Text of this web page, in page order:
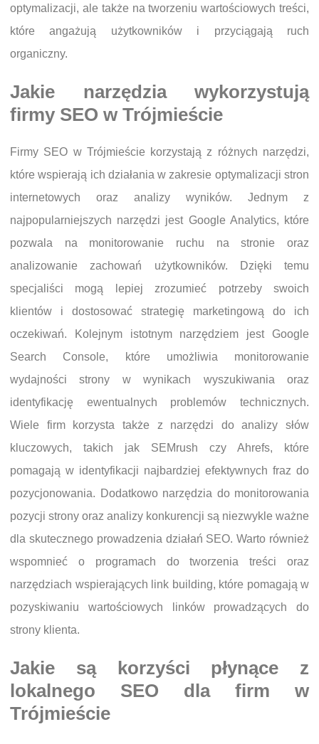
optymalizacji, ale także na tworzeniu wartościowych treści,
które angażują użytkowników i przyciągają ruch
organiczny.
Jakie narzędzia wykorzystują
firmy SEO w Trójmieście
Firmy SEO w Trójmieście korzystają z różnych narzędzi,
które wspierają ich działania w zakresie optymalizacji stron
internetowych oraz analizy wyników. Jednym z
najpopularniejszych narzędzi jest Google Analytics, które
pozwala na monitorowanie ruchu na stronie oraz
analizowanie zachowań użytkowników. Dzięki temu
specjaliści mogą lepiej zrozumieć potrzeby swoich
klientów i dostosować strategię marketingową do ich
oczekiwań. Kolejnym istotnym narzędziem jest Google
Search Console, które umożliwia monitorowanie
wydajności strony w wynikach wyszukiwania oraz
identyfikację ewentualnych problemów technicznych.
Wiele firm korzysta także z narzędzi do analizy słów
kluczowych, takich jak SEMrush czy Ahrefs, które
pomagają w identyfikacji najbardziej efektywnych fraz do
pozycjonowania. Dodatkowo narzędzia do monitorowania
pozycji strony oraz analizy konkurencji są niezwykle ważne
dla skutecznego prowadzenia działań SEO. Warto również
wspomnieć o programach do tworzenia treści oraz
narzędziach wspierających link building, które pomagają w
pozyskiwaniu wartościowych linków prowadzących do
strony klienta.
Jakie są korzyści płynące z
lokalnego SEO dla firm w
Trójmieście